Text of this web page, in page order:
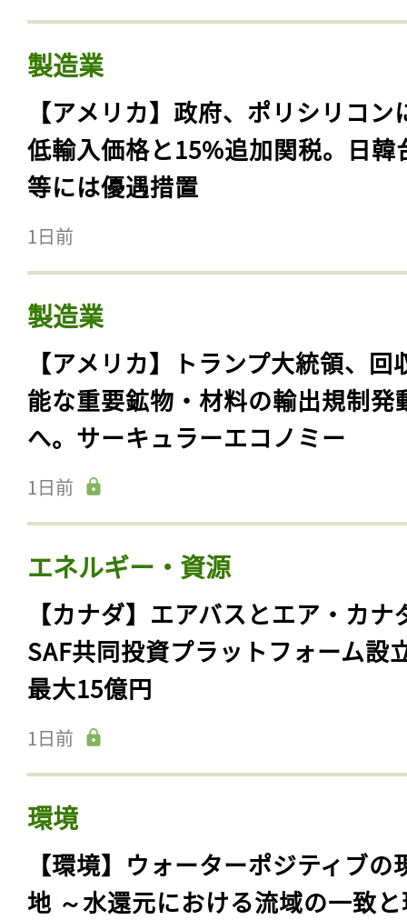
製造業
【アメリカ】政府、ポリシリコン
低輸入価格と15%追加関税。日韓
等には優遇措置
1日前
製造業
【アメリカ】トランプ大統領、回
能な重要鉱物・材料の輸出規制発
へ。サーキュラーエコノミー
1日前
エネルギー・資源
【カナダ】エアバスとエア・カナ
SAF共同投資プラットフォーム設
最大15億円
1日前
環境
【環境】ウォーターポジティブの
地 ～水還元における流域の一致